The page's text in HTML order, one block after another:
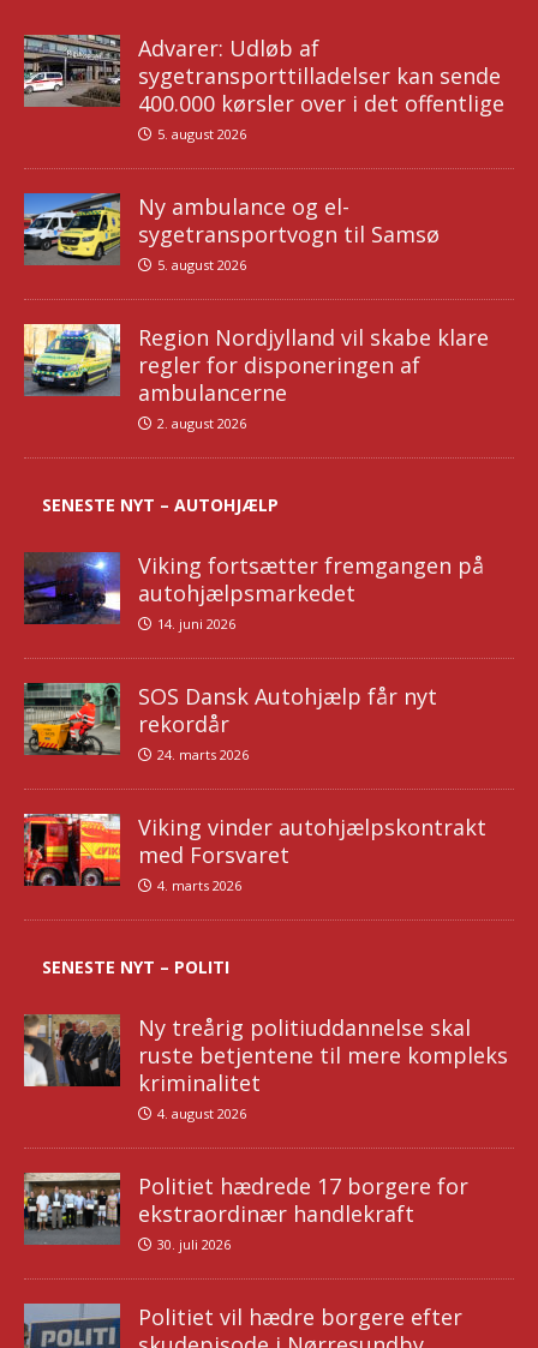
Advarer: Udløb af
sygetransporttilladelser kan sende
400.000 kørsler over i det offentlige
5. august 2026
Ny ambulance og el-
sygetransportvogn til Samsø
5. august 2026
Region Nordjylland vil skabe klare
regler for disponeringen af
ambulancerne
2. august 2026
SENESTE NYT – AUTOHJÆLP
Viking fortsætter fremgangen på
autohjælpsmarkedet
14. juni 2026
SOS Dansk Autohjælp får nyt
rekordår
24. marts 2026
Viking vinder autohjælpskontrakt
med Forsvaret
4. marts 2026
SENESTE NYT – POLITI
Ny treårig politiuddannelse skal
ruste betjentene til mere kompleks
kriminalitet
4. august 2026
Politiet hædrede 17 borgere for
ekstraordinær handlekraft
30. juli 2026
Politiet vil hædre borgere efter